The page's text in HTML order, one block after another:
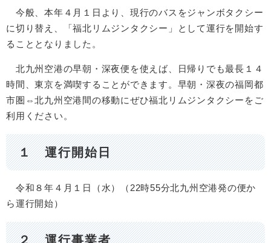
今般、本年４月１日より、現行のバスをジャンボタクシー
に切り替え、「福北リムジンタクシー」として運行を開始す
ることとなりました。
北九州空港の早朝・深夜便を使えば、日帰りでも最長１４
時間、東京を満喫することができます。早朝・深夜の福岡都
市圏⇔北九州空港間の移動にぜひ福北リムジンタクシーをご
利用ください。
１ 運行開始日
令和８年４月１日（水）（22時55分北九州空港発の便か
ら運行開始）
２ 運行事業者